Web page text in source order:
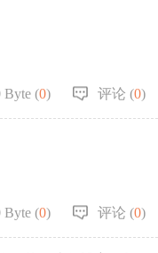
Byte (0) 评论 (0)
Byte (0) 评论 (0)